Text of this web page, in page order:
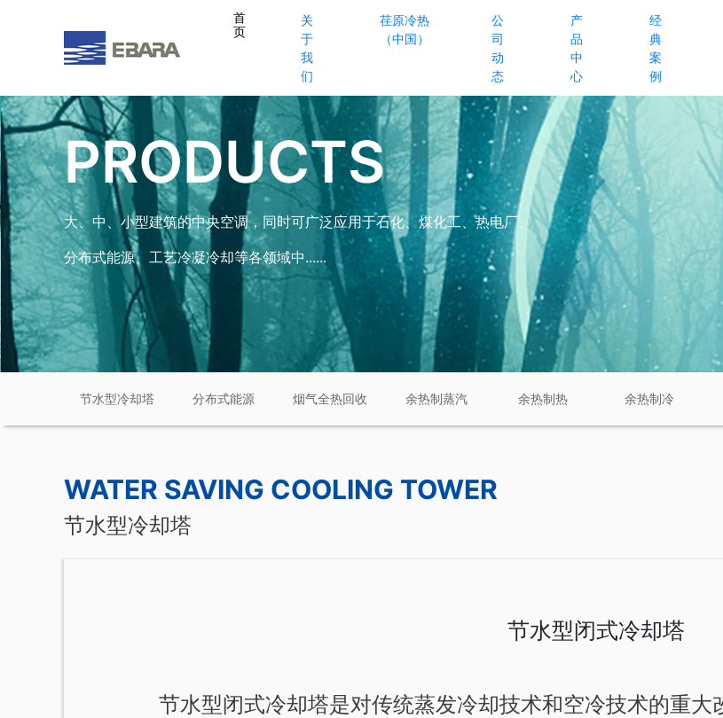
首
页
关
于
我
们
荏原冷热
（中国）
公
司
动
态
产
品
中
心
经
典
案
例
PRODUCTS
大、中、小型建筑的中央空调，同时可广泛应用于石化、煤化工、热电厂、
分布式能源、工艺冷凝冷却等各领域中......
节水型冷却塔 分布式能源 烟气全热回收 余热制蒸汽 余热制热 余热制冷
WATER SAVING COOLING TOWER
节水型冷却塔
节水型闭式冷却塔
节水型闭式冷却塔是对传统蒸发冷却技术和空冷技术的重大